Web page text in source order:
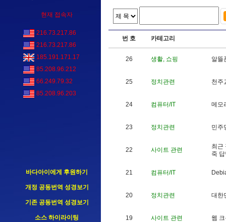
현재 접속자
216.73.217.86
216.73.217.86
185.191.171.17
85.208.96.212
66.249.79.32
85.208.96.203
바다아이에게 후원하기
개정 공동번역 성경보기
기존 공동번역 성경보기
소스 하이라이팅
번 호 카테고리
26 생활, 쇼핑 알뜰
25 정치관련 천 주
24 컴퓨터/IT 메 모
23 정치관련 민주
22 사이트 관련 최 근
죽 답
21 컴퓨터/IT Debi
20 정치관련 대 한
19 사이트 관련 웹 크